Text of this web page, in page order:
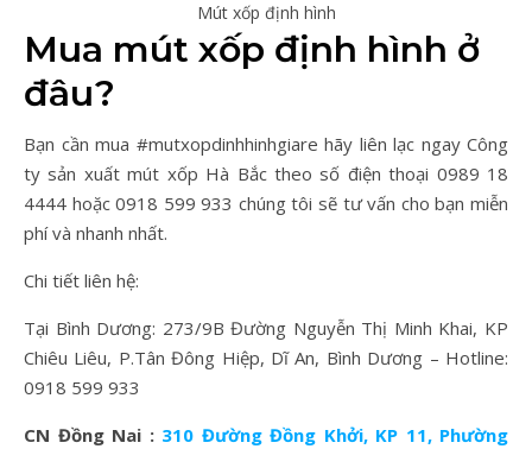
Mút xốp định hình
Mua mút xốp định hình ở
đâu?
Bạn cần mua #mutxopdinhhinhgiare hãy liên lạc ngay Công
ty sản xuất mút xốp Hà Bắc theo số điện thoại 0989 18
4444 hoặc 0918 599 933 chúng tôi sẽ tư vấn cho bạn miễn
phí và nhanh nhất.
Chi tiết liên hệ:
Tại Bình Dương: 273/9B Đường Nguyễn Thị Minh Khai, KP
Chiêu Liêu, P.Tân Đông Hiệp, Dĩ An, Bình Dương – Hotline:
0918 599 933
CN Đồng Nai : 310 Đường Đồng Khởi, KP 11, Phường